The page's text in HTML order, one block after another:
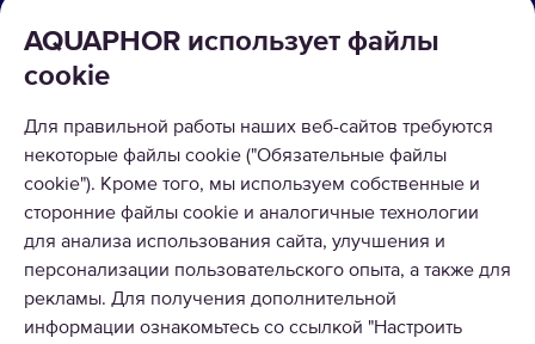
AQUAPHOR использует файлы
cookie
Для правильной работы наших веб-сайтов требуются
некоторые файлы cookie ("Обязательные файлы
cookie"). Кроме того, мы используем собственные и
сторонние файлы cookie и аналогичные технологии
для анализа использования сайта, улучшения и
персонализации пользовательского опыта, а также для
рекламы. Для получения дополнительной
информации ознакомьтесь со ссылкой "Настроить
О КОМПАНИИ
ПРИНИМАЕМ К ОПЛАТЕ